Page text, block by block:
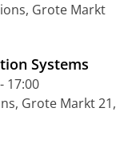
Grote Markt
Systems
17:00
Grote Markt 21,